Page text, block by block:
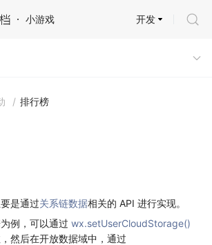
小游戏 开发
/ 排行榜
是通过关系链数据相关的 API 进行实现。
例，可以通过 wx.setUserCloudStorage()
然后在开放数据域中，通过